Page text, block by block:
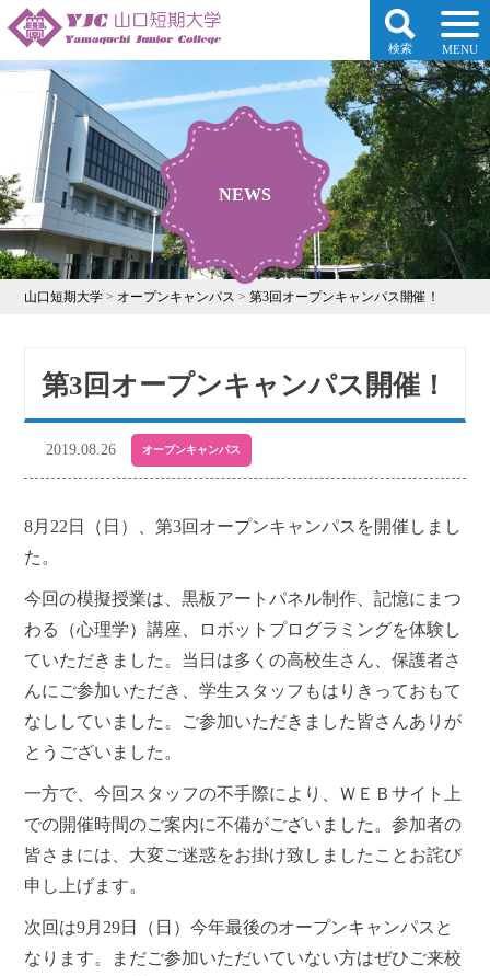
検索 MENU
NEWS
山口短期大学 > オープンキャンパス >第3回オープンキャンパス開催！
第3回オープンキャンパス開催！
2019.08.26 オープンキャンパス
8月22日（日）、第3回オープンキャンパスを開催しまし
た。
今回の模擬授業は、黒板アートパネル制作、記憶にまつ
わる（心理学）講座、ロボットプログラミングを体験し
ていただきました。当日は多くの高校生さん、保護者さ
んにご参加いただき、学生スタッフもはりきっておもて
なししていました。ご参加いただきました皆さんありが
とうございました。
一方で、今回スタッフの不手際により、ＷＥＢサイト上
での開催時間のご案内に不備がございました。参加者の
皆さまには、大変ご迷惑をお掛け致しましたことお詫び
申し上げます。
次回は9月29日（日）今年最後のオープンキャンパスと
なります。まだご参加いただいていない方はぜひご来校